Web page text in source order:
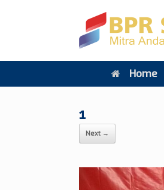
Home
1
Next →